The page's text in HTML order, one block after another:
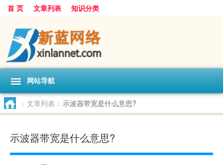
首 页 文章列表 知识分类
网站导航
> 文章列表 > 示波器带宽是什么意思?
示波器带宽是什么意思?